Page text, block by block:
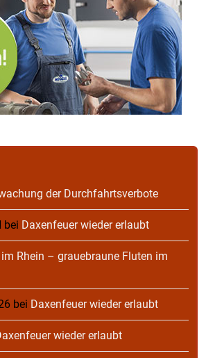
der Durchfahrtsverbote
bei Daxenfeuer wieder erlaubt
im Rhein – grauebraune Fluten im
bei Daxenfeuer wieder erlaubt
wieder erlaubt